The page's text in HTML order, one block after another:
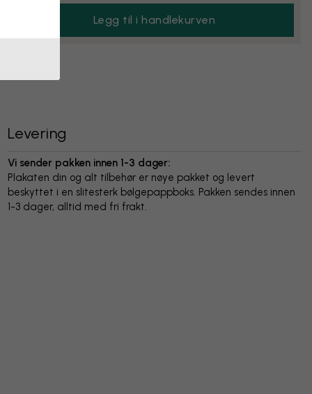
Legg til i handlekurven
Levering
Vi sender pakken innen 1-3 dager:
Plakaten din og alt tilbehør er nøye pakket og levert
beskyttet i en slitesterk bølgepappboks. Pakken sendes innen
1-3 dager, alltid med fri frakt.